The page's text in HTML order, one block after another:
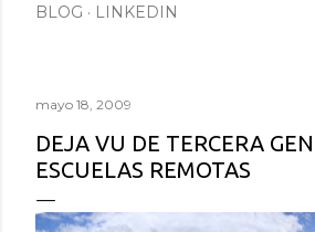
BLOG LINKEDIN
mayo 18, 2009
DEJA VU DE TERCERA
ESCUELAS REMOTAS